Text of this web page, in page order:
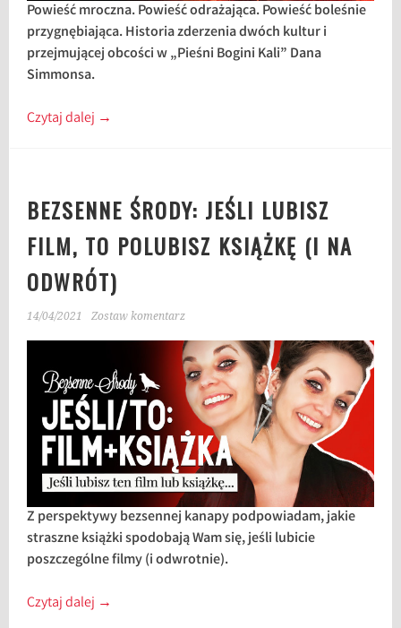
Powieść mroczna. Powieść odrażająca. Powieść boleśnie
przygnębiająca. Historia zderzenia dwóch kultur i
przejmującej obcości w „Pieśni Bogini Kali” Dana
Simmonsa.
Czytaj dalej →
BEZSENNE ŚRODY: JEŚLI LUBISZ
FILM, TO POLUBISZ KSIĄŻKĘ (I NA
ODWRÓT)
14/04/2021 Zostaw komentarz
Z perspektywy bezsennej kanapy podpowiadam, jakie
straszne książki spodobają Wam się, jeśli lubicie
poszczególne filmy (i odwrotnie).
Czytaj dalej →